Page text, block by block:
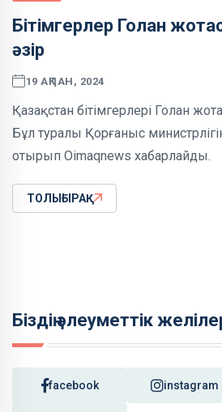
Бітімгерлер Голан
әзір
19 АҚПАН, 2024
Қазақстан бітімгерлері Голан
Бұл туралы Қорғаныс
отырып Oimaqnews хабарлайды.
ТОЛЫҒЫРАҚ
Біздің әлеуметтік
facebook instagram